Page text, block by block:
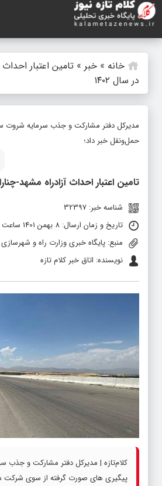
خانه » خبر » تامین اعتبار
در سال ۱۴۰۲
مدیرکل دفتر مشارکت و جذب سرمایه شروت
حمل‌ونقل خبر داد؛
تامین اعتبار احداث آزادراه مشهد-چناران
شناسه خبر: 32397
تاریخ و زمان ارسال: 8 بهمن 1401 ساعت 17:43
منبع: پایگاه خبری وزارت راه و شهرسازی
نویسنده: اتاق خبر کلام تازه
کلام‌تازه | مدیرکل دفتر مشارکت و جذب
پیگیری های صورت گرفته از سوی